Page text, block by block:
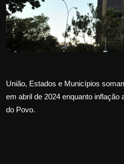
Internacional
APOIE
Educação
Justiça
União, Estados e Municípios
em abril de 2024 enquanto inflação
do Povo.